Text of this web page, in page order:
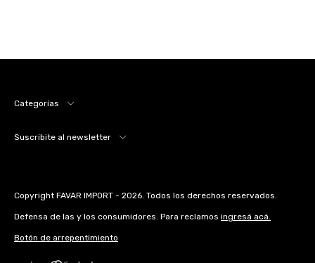
Categorías
Suscribite al newsletter
Copyright FAVAR IMPORT - 2026. Todos los derechos reservados.
Defensa de las y los consumidores. Para reclamos ingresá acá.
Botón de arrepentimiento